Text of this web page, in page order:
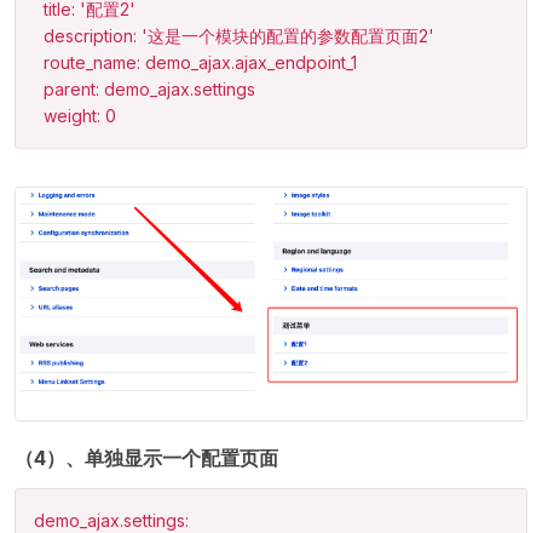
  title: '配置2'
  description: '这是一个模块的配置的参数配置页面2'
  route_name: demo_ajax.ajax_endpoint_1
  parent: demo_ajax.settings
  weight: 0
（4）、单独显示一个配置页面
demo_ajax.settings: